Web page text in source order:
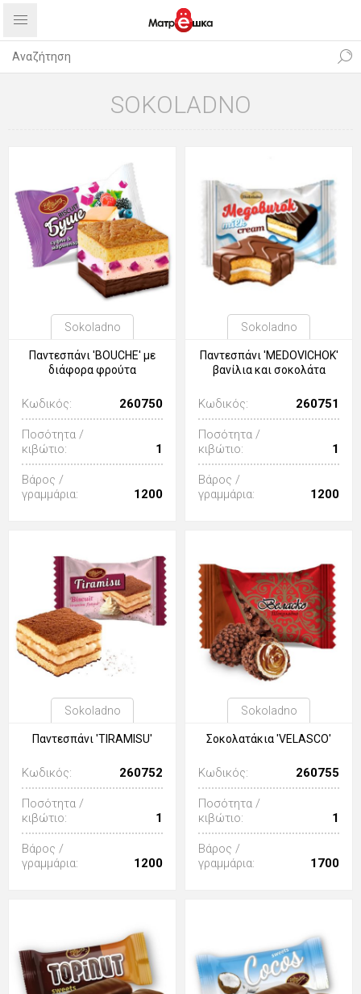
SOKOLADNO
Sokoladno
Παντεσπάνι 'BOUCHE' με
διάφορα φρούτα
Κωδικός: 260750
Ποσότητα /
κιβώτιο:
1
Βάρος /
γραμμάρια:
1200
Sokoladno
Παντεσπάνι 'MEDOVICHOK'
βανίλια και σοκολάτα
Κωδικός: 260751
Ποσότητα /
κιβώτιο:
1
Βάρος /
γραμμάρια:
1200
Sokoladno
Παντεσπάνι 'TIRAMISU'
Κωδικός: 260752
Ποσότητα /
κιβώτιο:
1
Βάρος /
γραμμάρια:
1200
Sokoladno
Σοκολατάκια 'VELASCO'
Κωδικός: 260755
Ποσότητα /
κιβώτιο:
1
Βάρος /
γραμμάρια:
1700